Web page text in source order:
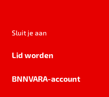
Sluit je aan
Lid worden
BNNVARA-account